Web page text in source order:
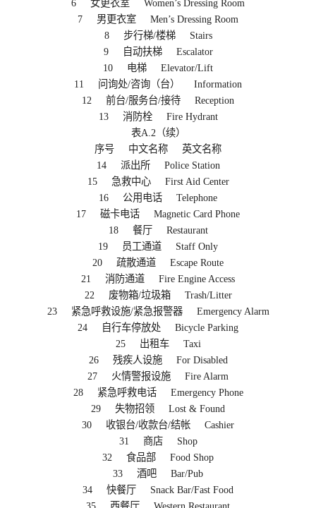
6 女更衣室 Women’s Dressing Room
7 男更衣室 Men’s Dressing Room
8 步行梯/楼梯 Stairs
9 自动扶梯 Escalator
10 电梯 Elevator/Lift
11 问询处/咨询（台） Information
12 前台/服务台/接待 Reception
13 消防栓 Fire Hydrant
表A.2（续）
序号 中文名称 英文名称
14 派出所 Police Station
15 急救中心 First Aid Center
16 公用电话 Telephone
17 磁卡电话 Magnetic Card Phone
18 餐厅 Restaurant
19 员工通道 Staff Only
20 疏散通道 Escape Route
21 消防通道 Fire Engine Access
22 废物箱/垃圾箱 Trash/Litter
23 紧急呼救设施/紧急报警器 Emergency Alarm
24 自行车停放处 Bicycle Parking
25 出租车 Taxi
26 残疾人设施 For Disabled
27 火情警报设施 Fire Alarm
28 紧急呼救电话 Emergency Phone
29 失物招领 Lost & Found
30 收银台/收款台/结帐 Cashier
31 商店 Shop
32 食品部 Food Shop
33 酒吧 Bar/Pub
34 快餐厅 Snack Bar/Fast Food